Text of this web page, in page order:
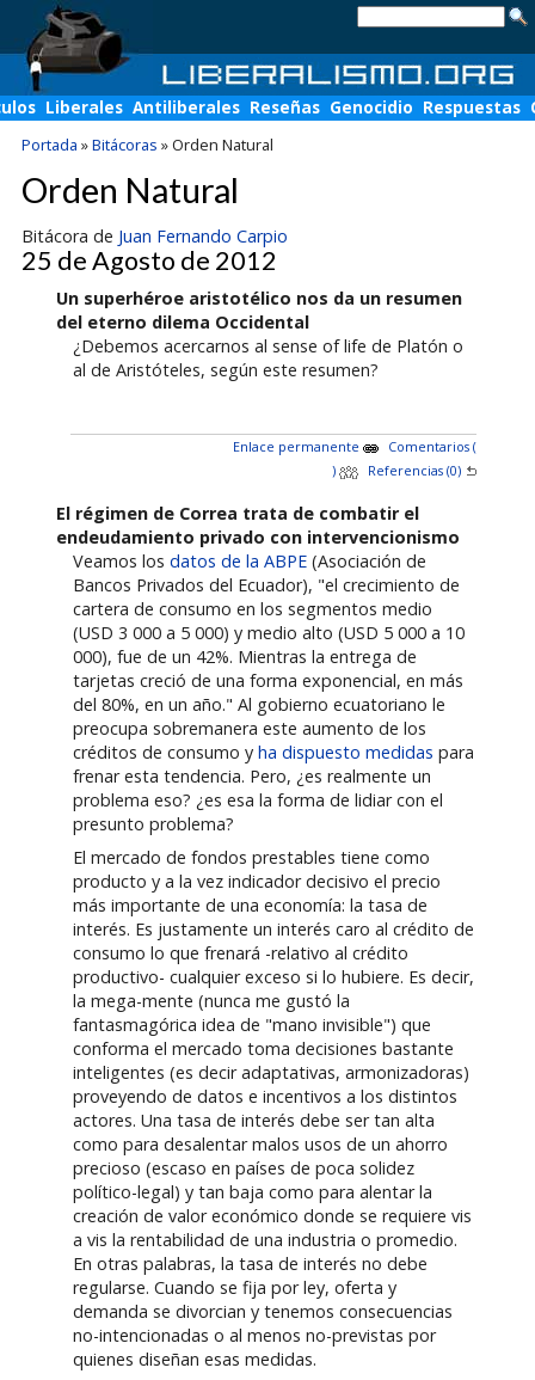
Liberales Antiliberales Reseñas Genocidio Respuestas
Portada »Bitácoras »Orden Natural
Orden Natural
Bitácora de Juan Fernando Carpio
25 de Agosto de 2012
Un superhéroe aristotélico nos da un resumen
del eterno dilema Occidental
¿Debemos acercarnos al sense of life de Platón o
al de Aristóteles, según este resumen?
Enlace permanente
Comentarios (
)
Referencias (0)
El régimen de Correa trata de combatir el
endeudamiento privado con intervencionismo
Veamos losdatos de la ABPE (Asociación de
Bancos Privados del Ecuador), "el crecimiento de
cartera de consumo en los segmentos medio
(USD 3 000 a 5 000) y medio alto (USD 5 000 a 10
000), fue de un 42%. Mientras la entrega de
tarjetas creció de una forma exponencial, en más
del 80%, en un año." Al gobierno ecuatoriano le
preocupa sobremanera este aumento de los
créditos de consumo yha dispuesto medidas para
frenar esta tendencia. Pero, ¿es realmente un
problema eso? ¿es esa la forma de lidiar con el
presunto problema?
El mercado de fondos prestables tiene como
producto y a la vez indicador decisivo el precio
más importante de una economía: la tasa de
interés. Es justamente un interés caro al crédito de
consumo lo que frenará -relativo al crédito
productivo- cualquier exceso si lo hubiere. Es decir,
la mega-mente (nunca me gustó la
fantasmagórica idea de "mano invisible") que
conforma el mercado toma decisiones bastante
inteligentes (es decir adaptativas, armonizadoras)
proveyendo de datos e incentivos a los distintos
actores. Una tasa de interés debe ser tan alta
como para desalentar malos usos de un ahorro
precioso (escaso en países de poca solidez
político-legal) y tan baja como para alentar la
creación de valor económico donde se requiere vis
a vis la rentabilidad de una industria o promedio.
En otras palabras, la tasa de interés no debe
regularse. Cuando se fija por ley, oferta y
demanda se divorcian y tenemos consecuencias
no-intencionadas o al menos no-previstas por
quienes diseñan esas medidas.